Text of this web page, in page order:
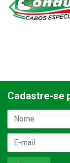
Cadastre-se